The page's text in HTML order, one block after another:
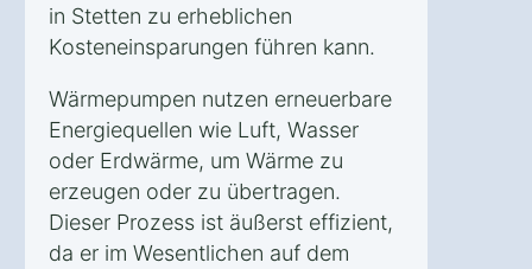
in Stetten zu erheblichen
Kosteneinsparungen führen kann.
Wärmepumpen nutzen erneuerbare
Energiequellen wie Luft, Wasser
oder Erdwärme, um Wärme zu
erzeugen oder zu übertragen.
Dieser Prozess ist äußerst effizient,
da er im Wesentlichen auf dem